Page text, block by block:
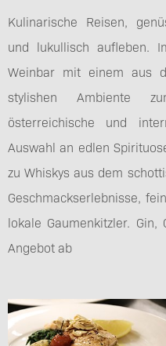
Kulinarische Reisen,
und lukullisch aufleben.
Weinbar mit einem aus
stylishen Ambiente
österreichische und
Auswahl an edlen
zu Whiskys aus dem
Geschmackserlebnisse,
lokale Gaumenkitzler.
Angebot ab